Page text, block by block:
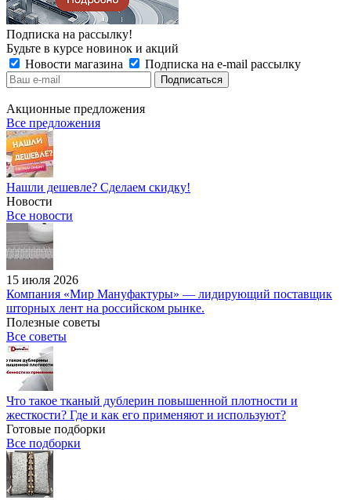
Подписка на рассылку!
Будьте в курсе новинок и акций
Новости магазина
Подписка на e-mail рассылку
Акционные предложения
Все предложения
Нашли дешевле? Сделаем скидку!
Новости
Все новости
15 июля 2026
Компания «Мир Мануфактуры» — лидирующий поставщик
шторных лент на российском рынке.
Полезные советы
Все советы
Что такое тканый дублерин повышенной плотности и
жесткости? Где и как его применяют и используют?
Готовые подборки
Все подборки